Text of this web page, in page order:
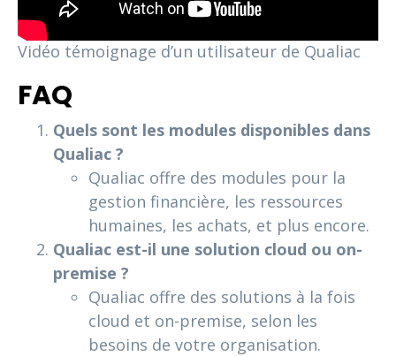
Vidéo témoignage d’un utilisateur de Qualiac
FAQ
Quels sont les modules disponibles dans
Qualiac ?
Qualiac offre des modules pour la
gestion financière, les ressources
humaines, les achats, et plus encore.
Qualiac est-il une solution cloud ou on-
premise ?
Qualiac offre des solutions à la fois
cloud et on-premise, selon les
besoins de votre organisation.